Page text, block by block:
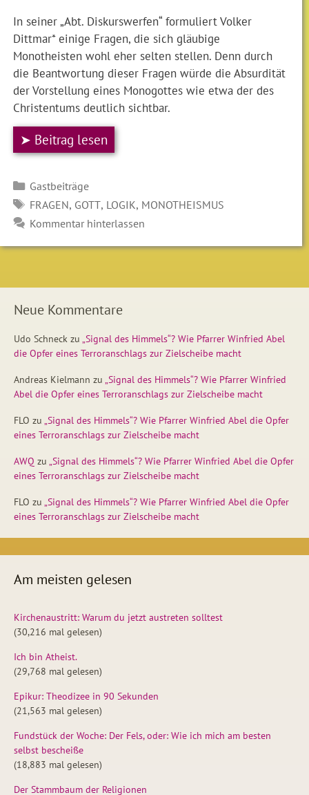
In seiner „Abt. Diskurswerfen“ formuliert Volker
Dittmar* einige Fragen, die sich gläubige
Monotheisten wohl eher selten stellen. Denn durch
die Beantwortung dieser Fragen würde die Absurdität
der Vorstellung eines Monogottes wie etwa der des
Christentums deutlich sichtbar.
➤ Beitrag lesen
Kategorien
Gastbeiträge
SCHLAGWÖRTER
FRAGEN, GOTT, LOGIK, MONOTHEISMUS
Kommentar hinterlassen
Neue Kommentare
Udo Schneck zu „Signal des Himmels“? Wie Pfarrer Winfried Abel
die Opfer eines Terroranschlags zur Zielscheibe macht
Andreas Kielmann zu „Signal des Himmels“? Wie Pfarrer Winfried
Abel die Opfer eines Terroranschlags zur Zielscheibe macht
FLO zu „Signal des Himmels“? Wie Pfarrer Winfried Abel die Opfer
eines Terroranschlags zur Zielscheibe macht
AWQ zu „Signal des Himmels“? Wie Pfarrer Winfried Abel die Opfer
eines Terroranschlags zur Zielscheibe macht
FLO zu „Signal des Himmels“? Wie Pfarrer Winfried Abel die Opfer
eines Terroranschlags zur Zielscheibe macht
Am meisten gelesen
Kirchenaustritt: Warum du jetzt austreten solltest
(30,216 mal gelesen)
Ich bin Atheist.
(29,768 mal gelesen)
Epikur: Theodizee in 90 Sekunden
(21,563 mal gelesen)
Fundstück der Woche: Der Fels, oder: Wie ich mich am besten
selbst bescheiße
(18,883 mal gelesen)
Der Stammbaum der Religionen